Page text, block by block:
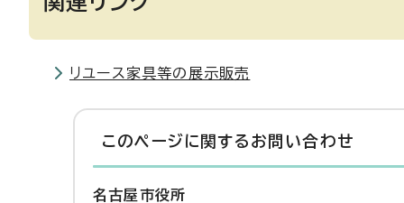
リユース家具等の展示販売
このページに関する お問い合わせ
名古屋市役所